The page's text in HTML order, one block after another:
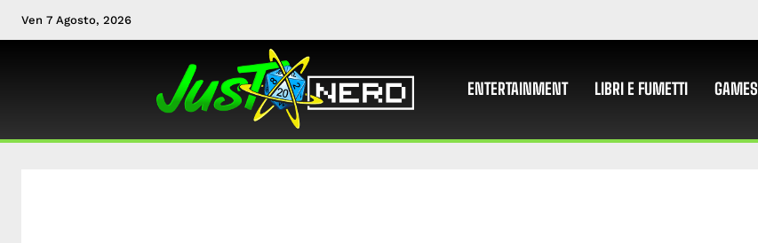
Ven 7 Agosto, 2026
ENTERTAINMENT LIBRI E FUMETTI GAMES